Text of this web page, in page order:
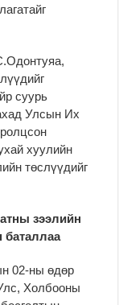
суурь
Улсын Их
хуулийн
төслүүдийг
зээлийн
баталлаа
02-ны өдөр
Холбооны